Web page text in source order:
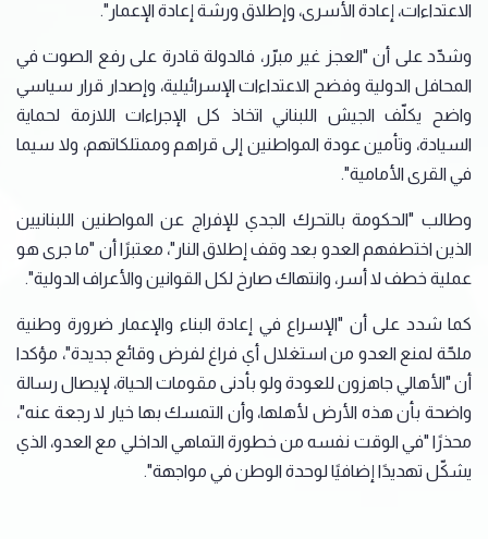
الاعتداءات، إعادة الأسرى، وإطلاق ورشة إعادة الإعمار".
وشدّد على أن "العجز غير مبرّر، فالدولة قادرة على رفع الصوت في
المحافل الدولية وفضح الاعتداءات الإسرائيلية، وإصدار قرار سياسي
واضح يكلّف الجيش اللبناني اتخاذ كل الإجراءات اللازمة لحماية
السيادة، وتأمين عودة المواطنين إلى قراهم وممتلكاتهم، ولا سيما
في القرى الأمامية".
وطالب "الحكومة بالتحرك الجدي للإفراج عن المواطنين اللبنانيين
الذين اختطفهم العدو بعد وقف إطلاق النار"، معتبرًا أن "ما جرى هو
عملية خطف لا أسر، وانتهاك صارخ لكل القوانين والأعراف الدولية".
كما شدد على أن "الإسراع في إعادة البناء والإعمار ضرورة وطنية
ملحّة لمنع العدو من استغلال أي فراغ لفرض وقائع جديدة"، مؤكدا
أن "الأهالي جاهزون للعودة ولو بأدنى مقومات الحياة، لإيصال رسالة
واضحة بأن هذه الأرض لأهلها، وأن التمسك بها خيار لا رجعة عنه"،
محذرًا "في الوقت نفسه من خطورة التماهي الداخلي مع العدو، الذي
يشكّل تهديدًا إضافيًا لوحدة الوطن في مواجهة".